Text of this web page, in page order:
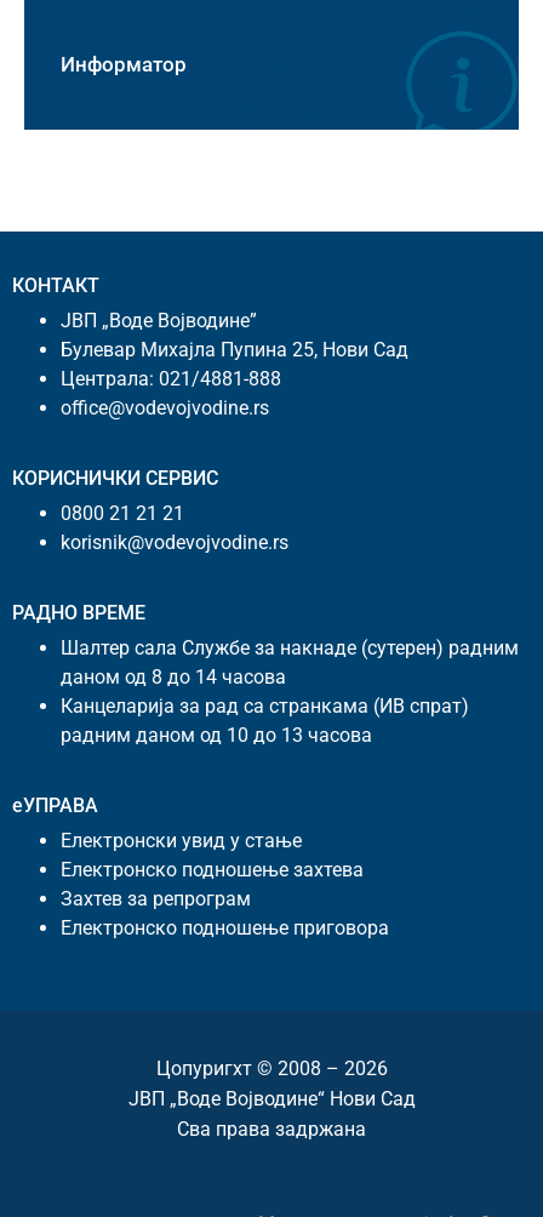
Информатор
КОНТАКТ
ЈВП „Воде Војводине”
Булевар Михајла Пупина 25, Нови Сад
Централа: 021/4881-888
office@vodevojvodine.rs
КОРИСНИЧКИ СЕРВИС
0800 21 21 21
korisnik@vodevojvodine.rs
РАДНО ВРЕМЕ
Шалтер сала Службе за накнаде (сутерен) радним
даном од 8 до 14 часова
Канцеларија за рад са странкама (ИВ спрат)
радним даном од 10 до 13 часова
еУПРАВА
Електронски увид у стање
Електронско подношење захтева
Захтев за репрограм
Електронско подношење приговора
Цопyригхт © 2008 – 2026
ЈВП „Воде Војводине“ Нови Сад
Сва права задржана